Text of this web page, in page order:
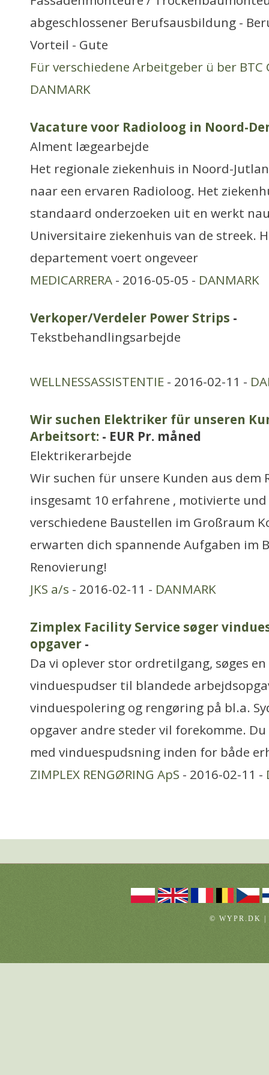
abgeschlossener Berufsausbildung -
Vorteil - Gute
Für verschiedene Arbeitgeber ü ber BTC
DANMARK
Vacature voor Radioloog in Noord-
Alment lægearbejde
Het regionale ziekenhuis in Noord-
naar een ervaren Radioloog. Het
standaard onderzoeken uit en werkt
Universitaire ziekenhuis van de streek.
departement voert ongeveer
MEDICARRERA - 2016-05-05 - DANMARK
Verkoper/Verdeler Power Strips -
Tekstbehandlingsarbejde
WELLNESSASSISTENTIE - 2016-02-11 -
Wir suchen Elektriker für unseren
Arbeitsort: - EUR Pr. måned
Elektrikerarbejde
Wir suchen für unsere Kunden aus dem
insgesamt 10 erfahrene , motivierte
verschiedene Baustellen im Großraum
erwarten dich spannende Aufgaben im
Renovierung!
JKS a/s - 2016-02-11 - DANMARK
Zimplex Facility Service søger
opgaver -
Da vi oplever stor ordretilgang, søges
vinduespudser til blandede
vinduespolering og rengøring på bl.a.
opgaver andre steder vil forekomme.
med vinduespudsning inden for både
ZIMPLEX RENGØRING ApS - 2016-02-11 -
© WYPR.DK